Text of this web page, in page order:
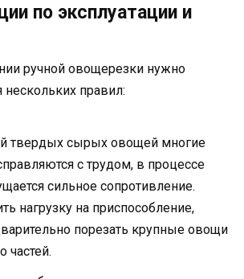
по эксплуатации и
ручной овощерезки нужно
правил:
твердых сырых овощей многие
с трудом, в процессе
сильное сопротивление.
нагрузку на приспособление,
порезать крупные овощи
частей.